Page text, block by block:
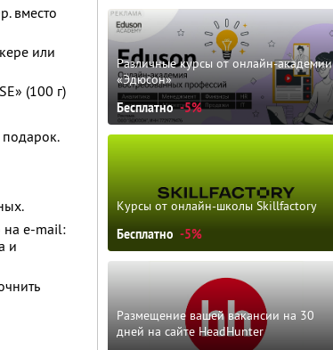
вместо
или
(100 г)
на e-mail:
и
Различные курсы от онлайн-академии
«Эдюсон»
Бесплатно -5%
Курсы от онлайн-школы Skillfactory
Бесплатно -5%
Размещение вашей вакансии на 30
дней на сайте HeadHunter